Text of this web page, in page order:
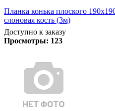
Планка конька плоского
слоновая кость (3м)
Доступно к заказу
Просмотры: 123